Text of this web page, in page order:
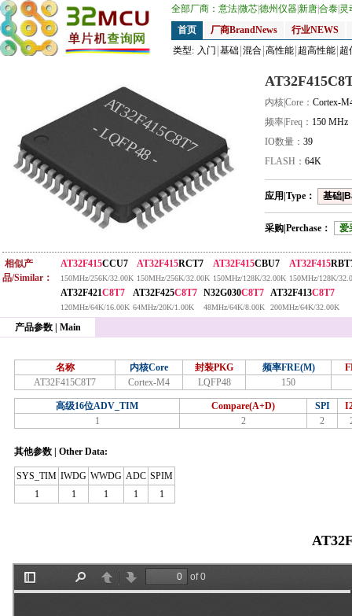
全部厂商： 意法微芯德州仪器新唐合泰 灵
首页
厂商BrandNews
行业NEWS
类型: 入门 基础 混合 高性能 超高性能 超
AT32F415C8T7
- LQFP48 -
内核|Core： Cortex-
频率|Freq： 150 MHz
IO数量： 39
FLASH： 64K
应用|Type： 基础
采购|Perchase： 爱
相似产
品/Similar：
AT32F415CCU7
150MHz/256K/32.00K
AT32F415RCT7
150MHz/256K/32.00K
AT32F415CBU7
150MHz/128K/32.00K
AT32F415
150MHz/128K/
AT32F421C8T7
120MHz/64K/16.00K
AT32F425C8T7
64MHz/20K/1.00K
N32G030C8T7
48MHz/64K/8.00K
AT32F413C8T7
200MHz/64K/32.00K
产品参数 | Main
名称 内核Core 封装PKG 频率FRE(M)
AT32F415C8T7
Cortex-M4 LQFP48 150
高级16位ADV_TIM Compare(A+D) SPI
1
2 2
其他参数 | Other Data:
SYS_TIM IWDG WWDG ADC SPIM
1
1 1 1 1